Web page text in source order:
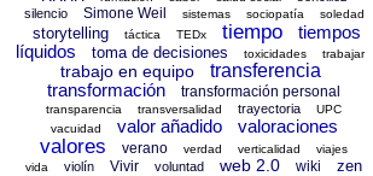
silencio
Simone Weil sistemas sociopatía soledad
storytelling táctica TEDx tiempo
tiempos
líquidos
toma de decisiones toxicidades trabajar
trabajo en equipo
transferencia
transformación
transformación personal
transparencia transversalidad trayectoria
UPC
vacuidad
valor añadido valoraciones
valores verano verdad verticalidad
viajes
vida
violín Vivir voluntad web 2.0 wiki zen